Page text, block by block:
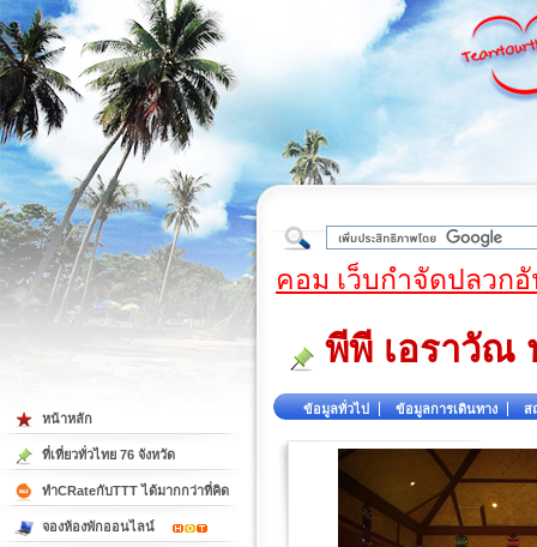
ต้
คอม เว็บกำจัดปลวก
พีพี เอราวัณ
ข้อมูลทั่วไป ข้อมูลการเดินทาง ส
หน้าหลัก
ที่เที่ยวทั่วไทย 76 จังหวัด
ทำCRateกับTTT ได้มากกว่าที่คิด
จองห้องพักออนไลน์